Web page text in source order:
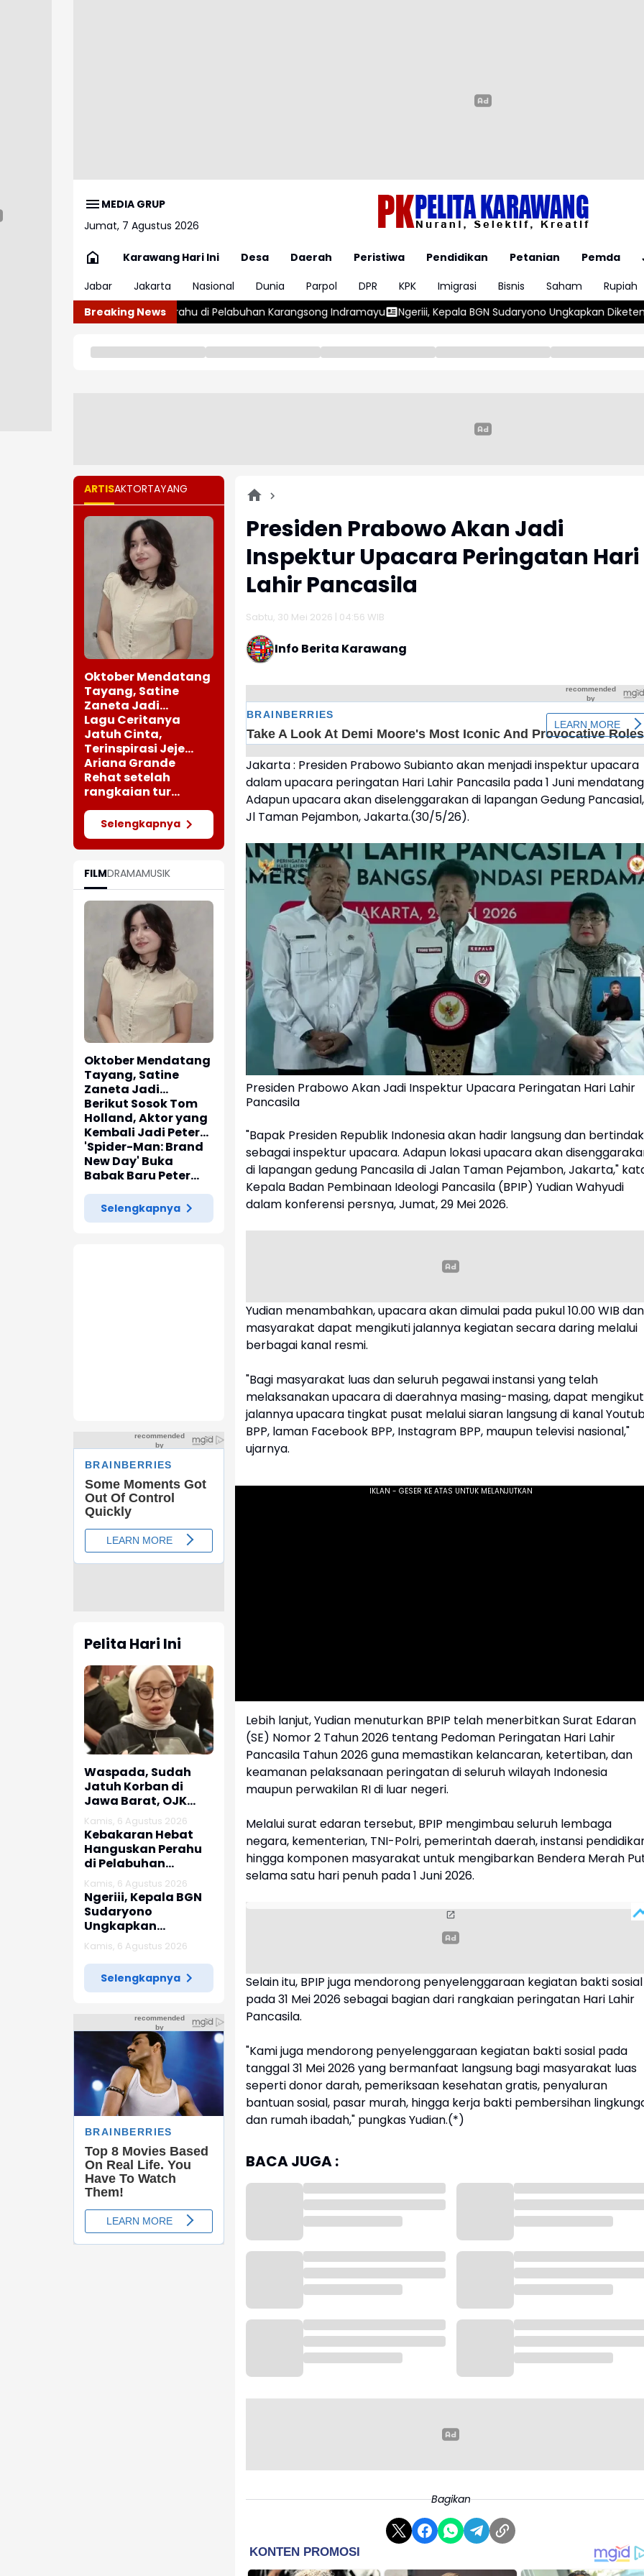
MEDIA GRUP
Jumat, 7 Agustus 2026
Karawang Hari Ini Desa Daerah Peristiwa Pendidikan Petanian Pemda
Jabar
Jakarta Nasional Dunia Parpol DPR KPK Imigrasi Bisnis Saham Rupiah
Breaking News
Perahu di Pelabuhan Karangsong Indramayu Ngeriii, Kepala BGN Sudaryono Ungkapkan Diketemukan Ada 6 Juta Data
ARTISAKTORTAYANG
Oktober Mendatang
Tayang, Satine
Zaneta Jadi
Pemeran Utama Film
Siti Si Vampir
Lagu Ceritanya
Jatuh Cinta,
Terinspirasi Jeje
saat Bertemu
Perempuan Cantik
Ariana Grande
Rehat setelah
rangkaian tur
"Eternal Sunshine"
Selengkapnya
FILMDRAMAMUSIK
Oktober Mendatang
Tayang, Satine
Zaneta Jadi
Pemeran Utama Film
Siti Si Vampir
Berikut Sosok Tom
Holland, Aktor yang
Kembali Jadi Peter
Parker di 'Spider-
Man: Brand New Day'
'Spider-Man: Brand
New Day' Buka
Babak Baru Peter
Parker di Marvel
Cinematic Universe
Selengkapnya
Pelita Hari Ini
Waspada, Sudah
Jatuh Korban di
Jawa Barat, OJK
dan Polisi Ungkap
Dugaan Penipuan
Modus Titip Limit
Paylater
Kamis, 6 Agustus 2026
Kebakaran Hebat
Hanguskan Perahu
di Pelabuhan
Karangsong
Indramayu
Kamis, 6 Agustus 2026
Ngeriii, Kepala BGN
Sudaryono
Ungkapkan
Diketemukan Ada 6
Juta Data Ganda
Siswa Penerima MBG
Kamis, 6 Agustus 2026
Selengkapnya
Presiden Prabowo Akan Jadi
Inspektur Upacara Peringatan Hari
Lahir Pancasila
Sabtu, 30 Mei 2026 | 04:56 WIB
Info Berita Karawang
Jakarta : Presiden Prabowo Subianto akan menjadi inspektur upacara
dalam upacara peringatan Hari Lahir Pancasila pada 1 Juni
Adapun upacara akan diselenggarakan di lapangan Gedung Pancasial,
Jl Taman Pejambon, Jakarta.(30/5/26).
Presiden Prabowo Akan Jadi Inspektur Upacara Peringatan Hari Lahir
Pancasila
"Bapak Presiden Republik Indonesia akan hadir langsung dan bertindak
sebagai inspektur upacara. Adapun lokasi upacara akan
di lapangan gedung Pancasila di Jalan Taman Pejambon, Jakarta,"
Kepala Badan Pembinaan Ideologi Pancasila (BPIP) Yudian Wahyudi
dalam konferensi persnya, Jumat, 29 Mei 2026.
Yudian menambahkan, upacara akan dimulai pada pukul 10.00 WIB dan
masyarakat dapat mengikuti jalannya kegiatan secara daring melalui
berbagai kanal resmi.
"Bagi masyarakat luas dan seluruh pegawai instansi yang telah
melaksanakan upacara di daerahnya masing-masing, dapat
jalannya upacara tingkat pusat melalui siaran langsung di kanal
BPP, laman Facebook BPP, Instagram BPP, maupun televisi nasional,"
ujarnya.
Lebih lanjut, Yudian menuturkan BPIP telah menerbitkan Surat Edaran
(SE) Nomor 2 Tahun 2026 tentang Pedoman Peringatan Hari Lahir
Pancasila Tahun 2026 guna memastikan kelancaran, ketertiban, dan
keamanan pelaksanaan peringatan di seluruh wilayah Indonesia
maupun perwakilan RI di luar negeri.
Melalui surat edaran tersebut, BPIP mengimbau seluruh lembaga
negara, kementerian, TNI-Polri, pemerintah daerah, instansi
hingga komponen masyarakat untuk mengibarkan Bendera Merah
selama satu hari penuh pada 1 Juni 2026.
Selain itu, BPIP juga mendorong penyelenggaraan kegiatan bakti sosial
pada 31 Mei 2026 sebagai bagian dari rangkaian peringatan Hari Lahir
Pancasila.
"Kami juga mendorong penyelenggaraan kegiatan bakti sosial pada
tanggal 31 Mei 2026 yang bermanfaat langsung bagi masyarakat luas
seperti donor darah, pemeriksaan kesehatan gratis, penyaluran
bantuan sosial, pasar murah, hingga kerja bakti pembersihan
dan rumah ibadah," pungkas Yudian.(*)
BACA JUGA :
Bagikan